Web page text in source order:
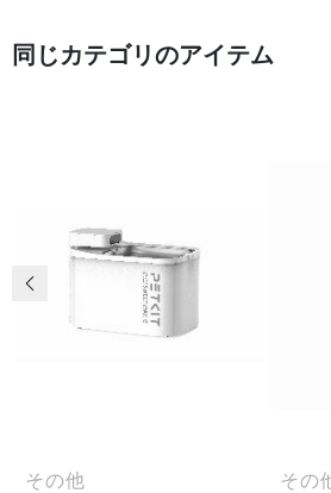
同じカテゴリのアイテム
その他
その
前の画像